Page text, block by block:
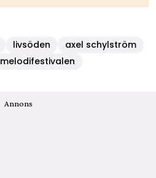
livsöden
axel schylström
melodifestivalen
Annons